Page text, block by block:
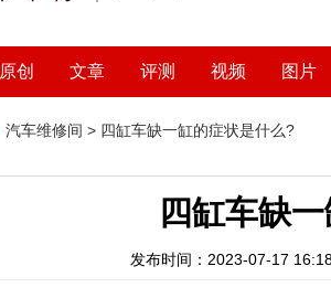
原创 文章 评测 视频 图片
汽车维修间 > 四缸车缺一缸的症状是什么?
四缸车缺
发布时间：2023-07-17